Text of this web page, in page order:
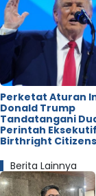
Perketat Aturan
Donald Trump
Tandatangani
Perintah
Birthright
Berita Lainnya